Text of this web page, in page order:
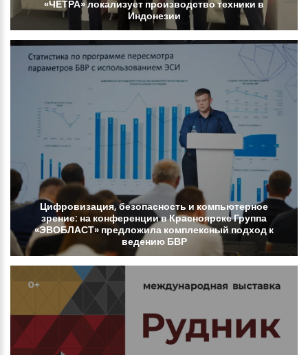
«ЧЕТРА»локализует производствотехники в
Индонезии
Цифровизация, безопасность и компьютерное
зрение: на конференциивКрасноярскеГруппа
«ЭВОБЛАСТ» предложила комплексный подход к
ведению БВР